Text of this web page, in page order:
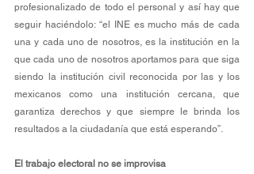
profesionalizado de todo el personal y así hay que
seguir haciéndolo: “el INE es mucho más de cada
una y cada uno de nosotros, es la institución en la
que cada uno de nosotros aportamos para que siga
siendo la institución civil reconocida por las y los
mexicanos como una institución cercana, que
garantiza derechos y que siempre le brinda los
resultados a la ciudadanía que está esperando”.
El trabajo electoral no se improvisa